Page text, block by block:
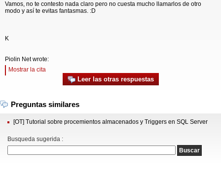
Vamos, no te contesto nada claro pero no cuesta mucho llamarlos de otro
modo y así te evitas fantasmas. :D
K
Piolin Net wrote:
Mostrar la cita
Leer las otras respuestas
Preguntas similares
[OT] Tutorial sobre procemientos almacenados y Triggers en SQL Server
Busqueda sugerida :